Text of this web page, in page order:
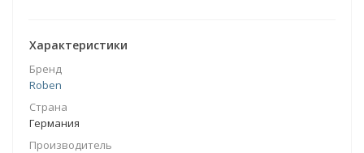
Характеристики
Бренд
Roben
Страна
Германия
Производитель